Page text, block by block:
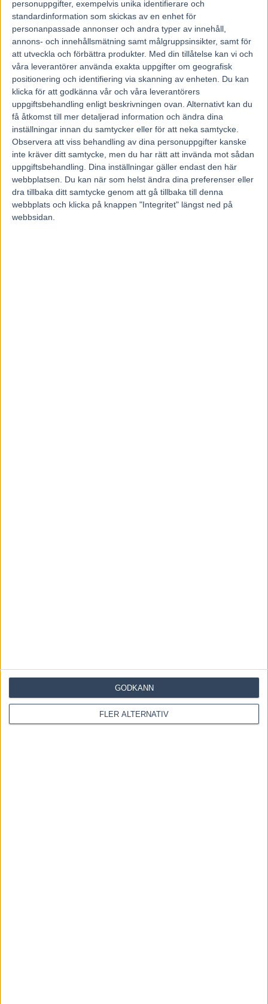
personuppgifter, exempelvis unika identifierare och
standardinformation som skickas av en enhet för
personanpassade annonser och andra typer av innehåll,
annons- och innehållsmätning samt målgruppsinsikter, samt för
att utveckla och förbättra produkter. Med din tillåtelse kan vi och
våra leverantörer använda exakta uppgifter om geografisk
positionering och identifiering via skanning av enheten. Du kan
klicka för att godkänna vår och våra leverantörers
uppgiftsbehandling enligt beskrivningen ovan. Alternativt kan du
få åtkomst till mer detaljerad information och ändra dina
inställningar innan du samtycker eller för att neka samtycke.
Observera att viss behandling av dina personuppgifter kanske
inte kräver ditt samtycke, men du har rätt att invända mot sådan
uppgiftsbehandling. Dina inställningar gäller endast den här
webbplatsen. Du kan när som helst ändra dina preferenser eller
dra tillbaka ditt samtycke genom att gå tillbaka till denna
webbplats och klicka på knappen "Integritet" längst ned på
webbsidan.
FLER ALTERNATIV
GODKÄNN
Föregående artikel
V75 Jägersro 28 Januari
2012
Nästa artikel
Inför V75: På jakt efter femte
raka
RELATERADE ARTIKLAR
Åke Svanstedt sjätte svensk i
Hall of Fame i USA
7 augusti, 2026
next time I comment.